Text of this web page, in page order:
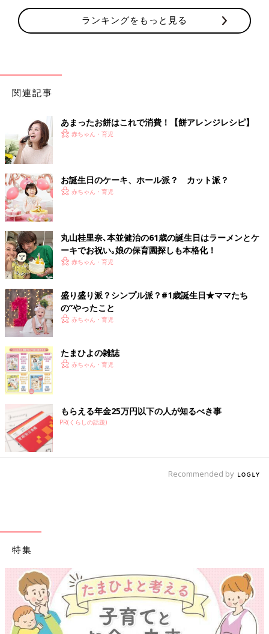
ランキングをもっと見る
関連記事
あまったお餅はこれで消費！【餅アレンジレシピ】
赤ちゃん・育児
お誕生日のケーキ、ホール派？ カット派？
赤ちゃん・育児
丸山桂里奈､本並健治の61歳の誕生日はラーメンとケ
ーキでお祝い｡娘の保育園探しも本格化！
赤ちゃん・育児
盛り盛り派？シンプル派？#1歳誕生日★ママたち
の”やったこと
赤ちゃん・育児
たまひよの雑誌
赤ちゃん・育児
もらえる年金25万円以下の人が知るべき事
PR(くらしの話題)
Recommended by
特集